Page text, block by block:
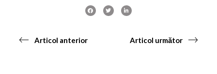
Articol anterior Articol următor